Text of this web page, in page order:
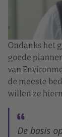
Ondanks het
goede
van
de meeste
willen ze
De basis